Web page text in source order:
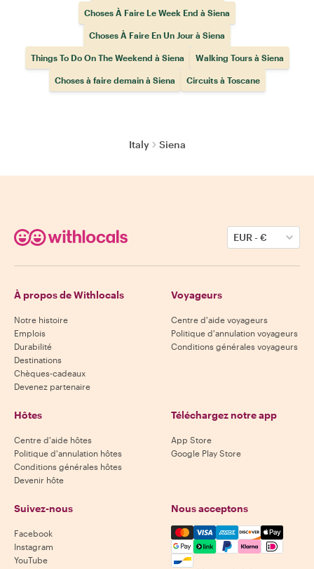
Choses À Faire Le Week End à Siena
Choses À Faire En Un Jour à Siena
Things To Do On The Weekend à Siena Walking Tours à Siena
Choses à faire demain à Siena Circuits à Toscane
Italy Siena
EUR-€
À propos de Withlocals
Notre histoire
Emplois
Durabilité
Destinations
Chèques-cadeaux
Devenez partenaire
Voyageurs
Centre d'aide voyageurs
Politique d'annulation voyageurs
Conditions générales voyageurs
Hôtes
Centre d'aide hôtes
Politique d'annulation hôtes
Conditions générales hôtes
Devenir hôte
Téléchargez notre app
App Store
Google Play Store
Suivez-nous
Facebook
Instagram
YouTube
Nous acceptons
Mastercard, Visa, Amex,